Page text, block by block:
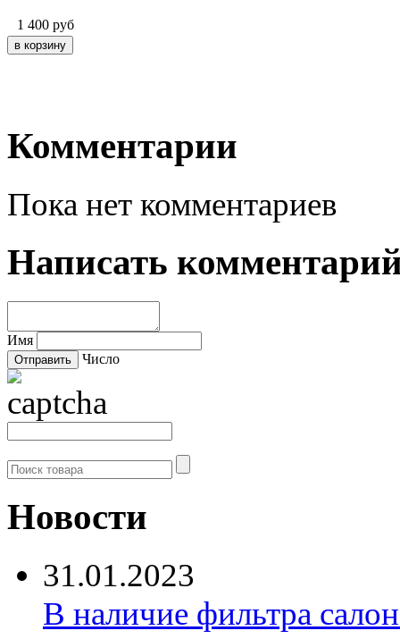
1 400 руб
Комментарии
Пока нет комментариев
Написать
Имя
Число
Новости
31.01.2023
В наличие фильтра